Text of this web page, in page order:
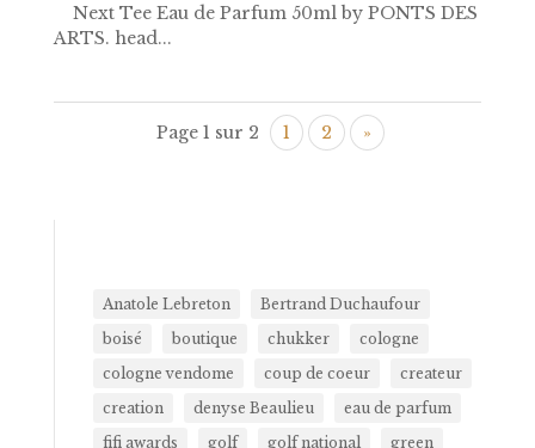
Next Tee Eau de Parfum 50ml by PONTS DES
ARTS. head...
Page 1 sur 2 1 2 »
Anatole Lebreton
Bertrand Duchaufour
boisé
boutique chukker
cologne
cologne vendome
coup de coeur
createur
creation
denyse Beaulieu
eau de parfum
fifi awards
golf golf national
green